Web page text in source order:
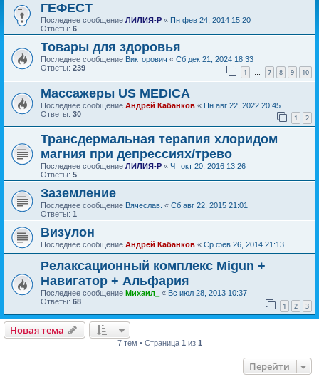
ГЕФЕСТ
Последнее сообщение ЛИЛИЯ-Р « Пн фев 24, 2014 15:20
Ответы: 6
Товары для здоровья
Последнее сообщение Викторович « Сб дек 21, 2024 18:33
Ответы: 239 1 … 7 8 9 10
Массажеры US MEDICA
Последнее сообщение Андрей Кабанков « Пн авг 22, 2022 20:45
Ответы: 30 1 2
Трансдермальная терапия хлоридом
магния при депрессиях/трево
Последнее сообщение ЛИЛИЯ-Р « Чт окт 20, 2016 13:26
Ответы: 5
Заземление
Последнее сообщение Вячеслав. « Сб авг 22, 2015 21:01
Ответы: 1
Визулон
Последнее сообщение Андрей Кабанков « Ср фев 26, 2014 21:13
Релаксационный комплекс Migun +
Навигатор + Альфария
Последнее сообщение Михаил_ « Вс июл 28, 2013 10:37
Ответы: 68 1 2 3
Новая тема
7 тем • Страница 1 из 1
Перейти